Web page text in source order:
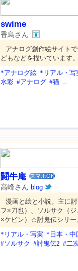
swime
香烏さん
アナログ創作絵サイト
どもなどを描いています。
*アナログ絵 *リアル・写
水彩 #アナログ #猫 ...
闘牛庵 スマホOK
高峰さん blog
漫画と絵と小説。主に
フ×刀也）、ソルサク（
×ケビン）☆討鬼伝シリー
*リアル・写実 *日本・中
#ソルサク #討鬼伝2 #二